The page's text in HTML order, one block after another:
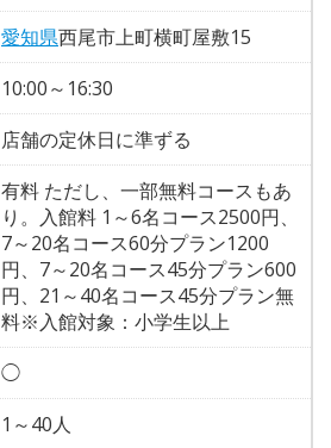
愛知県西尾市上町横町屋敷15
10:00～16:30
店舗の定休日に準ずる
有料 ただし、一部無料コースもあ
り。入館料 1～6名コース2500円、
7～20名コース60分プラン1200
円、7～20名コース45分プラン600
円、21～40名コース45分プラン無
料※入館対象：小学生以上
◯
1～40人